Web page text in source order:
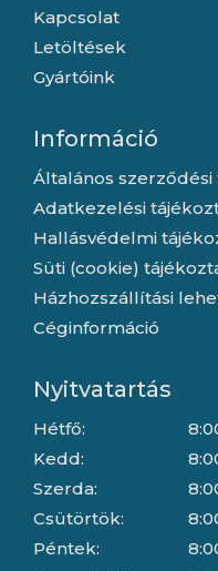
Kapcsolat
Letöltések
Gyártóink
Információ
Általános
Adatkezelési
Hallásvédelmi
Süti (cookie)
Házhozszállítási
Céginformáció
Nyitvatartás
Hétfő:
Kedd:
Szerda:
Csütörtök:
Péntek: